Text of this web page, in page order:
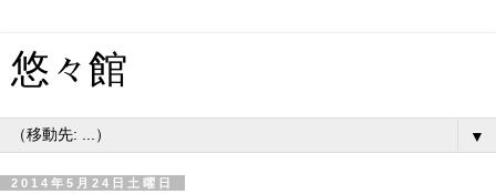
悠々館
▼
2014年5月24日土曜日